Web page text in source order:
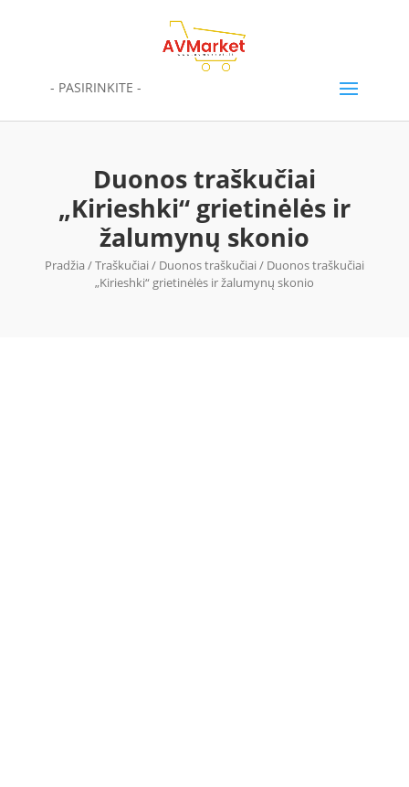
- PASIRINKITE -
Duonos traškučiai
„Kirieshki“ grietinėlės ir
žalumynų skonio
Pradžia /Traškučiai / Duonos traškučiai / Duonos traškučiai
„Kirieshki“ grietinėlės ir žalumynų skonio